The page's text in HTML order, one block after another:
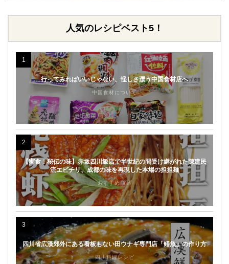
人気のレシピベスト5！
1
行ってみればいいじゃない、怪しさ漂う中国食材店へ
中国食材について
2
【実食！秘伝の味】赤坂四川飯店で半世紀の間受け継がれた陳建民
流エビチリ、成都の味を再現した本場の担担麺
おすすめ商品
3
四川省広漢郊外にある看板もない田ウナギ専門店「鳝魚」の作り方
四川料理レシピ